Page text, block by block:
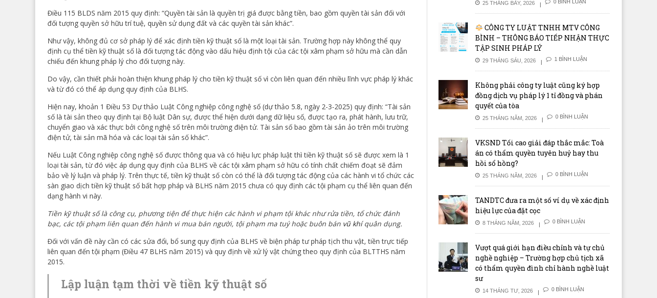
Điều 115 BLDS năm 2015 quy định: “Quyền tài sản là quyền trị giá được bằng tiền, bao gồm quyền tài sản đối với
đối tượng quyền sở hữu trí tuệ, quyền sử dụng đất và các quyền tài sản khác”.
Như vậy, không đủ cơ sở pháp lý để xác định tiền kỹ thuật số là một loại tài sản. Trường hợp này không thể quy
định cụ thể tiền kỹ thuật số là đối tượng tác động vào dấu hiệu định tội của các tội xâm phạm sở hữu mà cần dẫn
chiếu đến khung pháp lý cho đối tượng này.
Do vậy, cần thiết phải hoàn thiện khung pháp lý cho tiền kỹ thuật số vì còn liên quan đến nhiều lĩnh vực pháp lý khác
và từ đó có thể áp dụng quy định của BLHS.
Hiện nay, khoản 1 Điều 53 Dự thảo Luật Công nghiệp công nghệ số (dự thảo 5.8, ngày 2-3-2025) quy định: “Tài sản
số là tài sản theo quy định tại Bộ luật Dân sự, được thể hiện dưới dạng dữ liệu số, được tạo ra, phát hành, lưu trữ,
chuyển giao và xác thực bởi công nghệ số trên môi trường điện tử. Tài sản số bao gồm tài sản ảo trên môi trường
điện tử, tài sản mã hóa và các loại tài sản số khác”.
Nếu Luật Công nghiệp công nghệ số được thông qua và có hiệu lực pháp luật thì tiền kỹ thuật số sẽ được xem là 1
loại tài sản, từ đó việc áp dụng quy định của BLHS về các tội xâm phạm sở hữu có tính chất chiếm đoạt sẽ đảm
bảo về lý luận và pháp lý. Trên thực tế, tiền kỹ thuật số còn có thể là đối tượng tác động của các hành vi tổ chức các
sàn giao dịch tiền kỹ thuật số bất hợp pháp và BLHS năm 2015 chưa có quy định các tội phạm cụ thể liên quan đến
dạng hành vi này.
Tiền kỹ thuật số là công cụ, phương tiện để thực hiện các hành vi phạm tội khác như rửa tiền, tổ chức đánh
bạc, các tội phạm liên quan đến hành vi mua bán người, tội phạm ma tuý hoặc buôn bán vũ khíquân dụng.
Đối với vấn đề này cần có các sửa đổi, bổ sung quy định của BLHS về biện pháp tư pháp tịch thu vật, tiền trực tiếp
liên quan đến tội phạm (Điều 47 BLHS năm 2015) và quy định về xử lý vật chứng theo quy định của BLTTHS năm
2015.
Lập luận tạm thời về tiền kỹ thuật số
25 THÁNG BẢY, 2026 0 BÌNH LUẬN
CÔNG TY LUẬT TNHH MTV CÔNG
BÌNH – THÔNG BÁO TIẾP NHẬN THỰC
TẬP SINH PHÁP LÝ
29 THÁNG SÁU, 2026 1 BÌNH LUẬN
Không phải công ty luật cũng ký hợp
đồng dịch vụ pháp lý 1 tỉ đồng và phán
quyết của tòa
25 THÁNG NĂM, 2026 0 BÌNH LUẬN
VKSND Tối cao giải đáp thắc mắc: Toà
án có thẩm quyền tuyên huỷ hay thu
hồi sổ hồng?
25 THÁNG NĂM, 2026 0 BÌNH LUẬN
TANDTC đưa ra một số ví dụ về xác định
hiệu lực của đặt cọc
8 THÁNG NĂM, 2026 0 BÌNH LUẬN
Vượt quá giới hạn điều chỉnh và tự chủ
nghề nghiệp – Trường hợp chủ tịch xã
có thẩm quyền đình chỉ hành nghề luật
sư
14 THÁNG TƯ, 2026 0 BÌNH LUẬN